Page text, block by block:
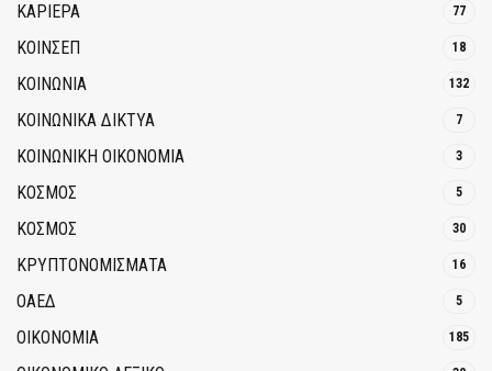
ΚΑΡΙΕΡΑ 77
ΚΟΙΝΣΕΠ 18
ΚΟΙΝΩΝΙΑ 132
ΚΟΙΝΩΝΙΚΆ ΔΊΚΤΥΑ 7
ΚΟΙΝΩΝΙΚΉ ΟΙΚΟΝΟΜΊΑ 3
ΚΟΣΜΟΣ 5
ΚΟΣΜΟΣ 30
ΚΡΥΠΤΟΝΟΜΊΣΜΑΤΑ 16
ΟΑΕΔ 5
ΟΙΚΟΝΟΜΙΑ 185